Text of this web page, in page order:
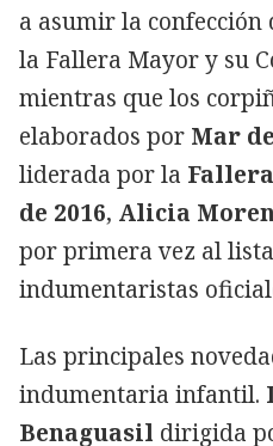
a asumir la
la Fallera Mayor y su
mientras que los
elaborados por Mar
liderada por la
de 2016, Alicia
por primera vez al
indumentaristas
Las principales
indumentaria infantil.
Benaguasil dirigida